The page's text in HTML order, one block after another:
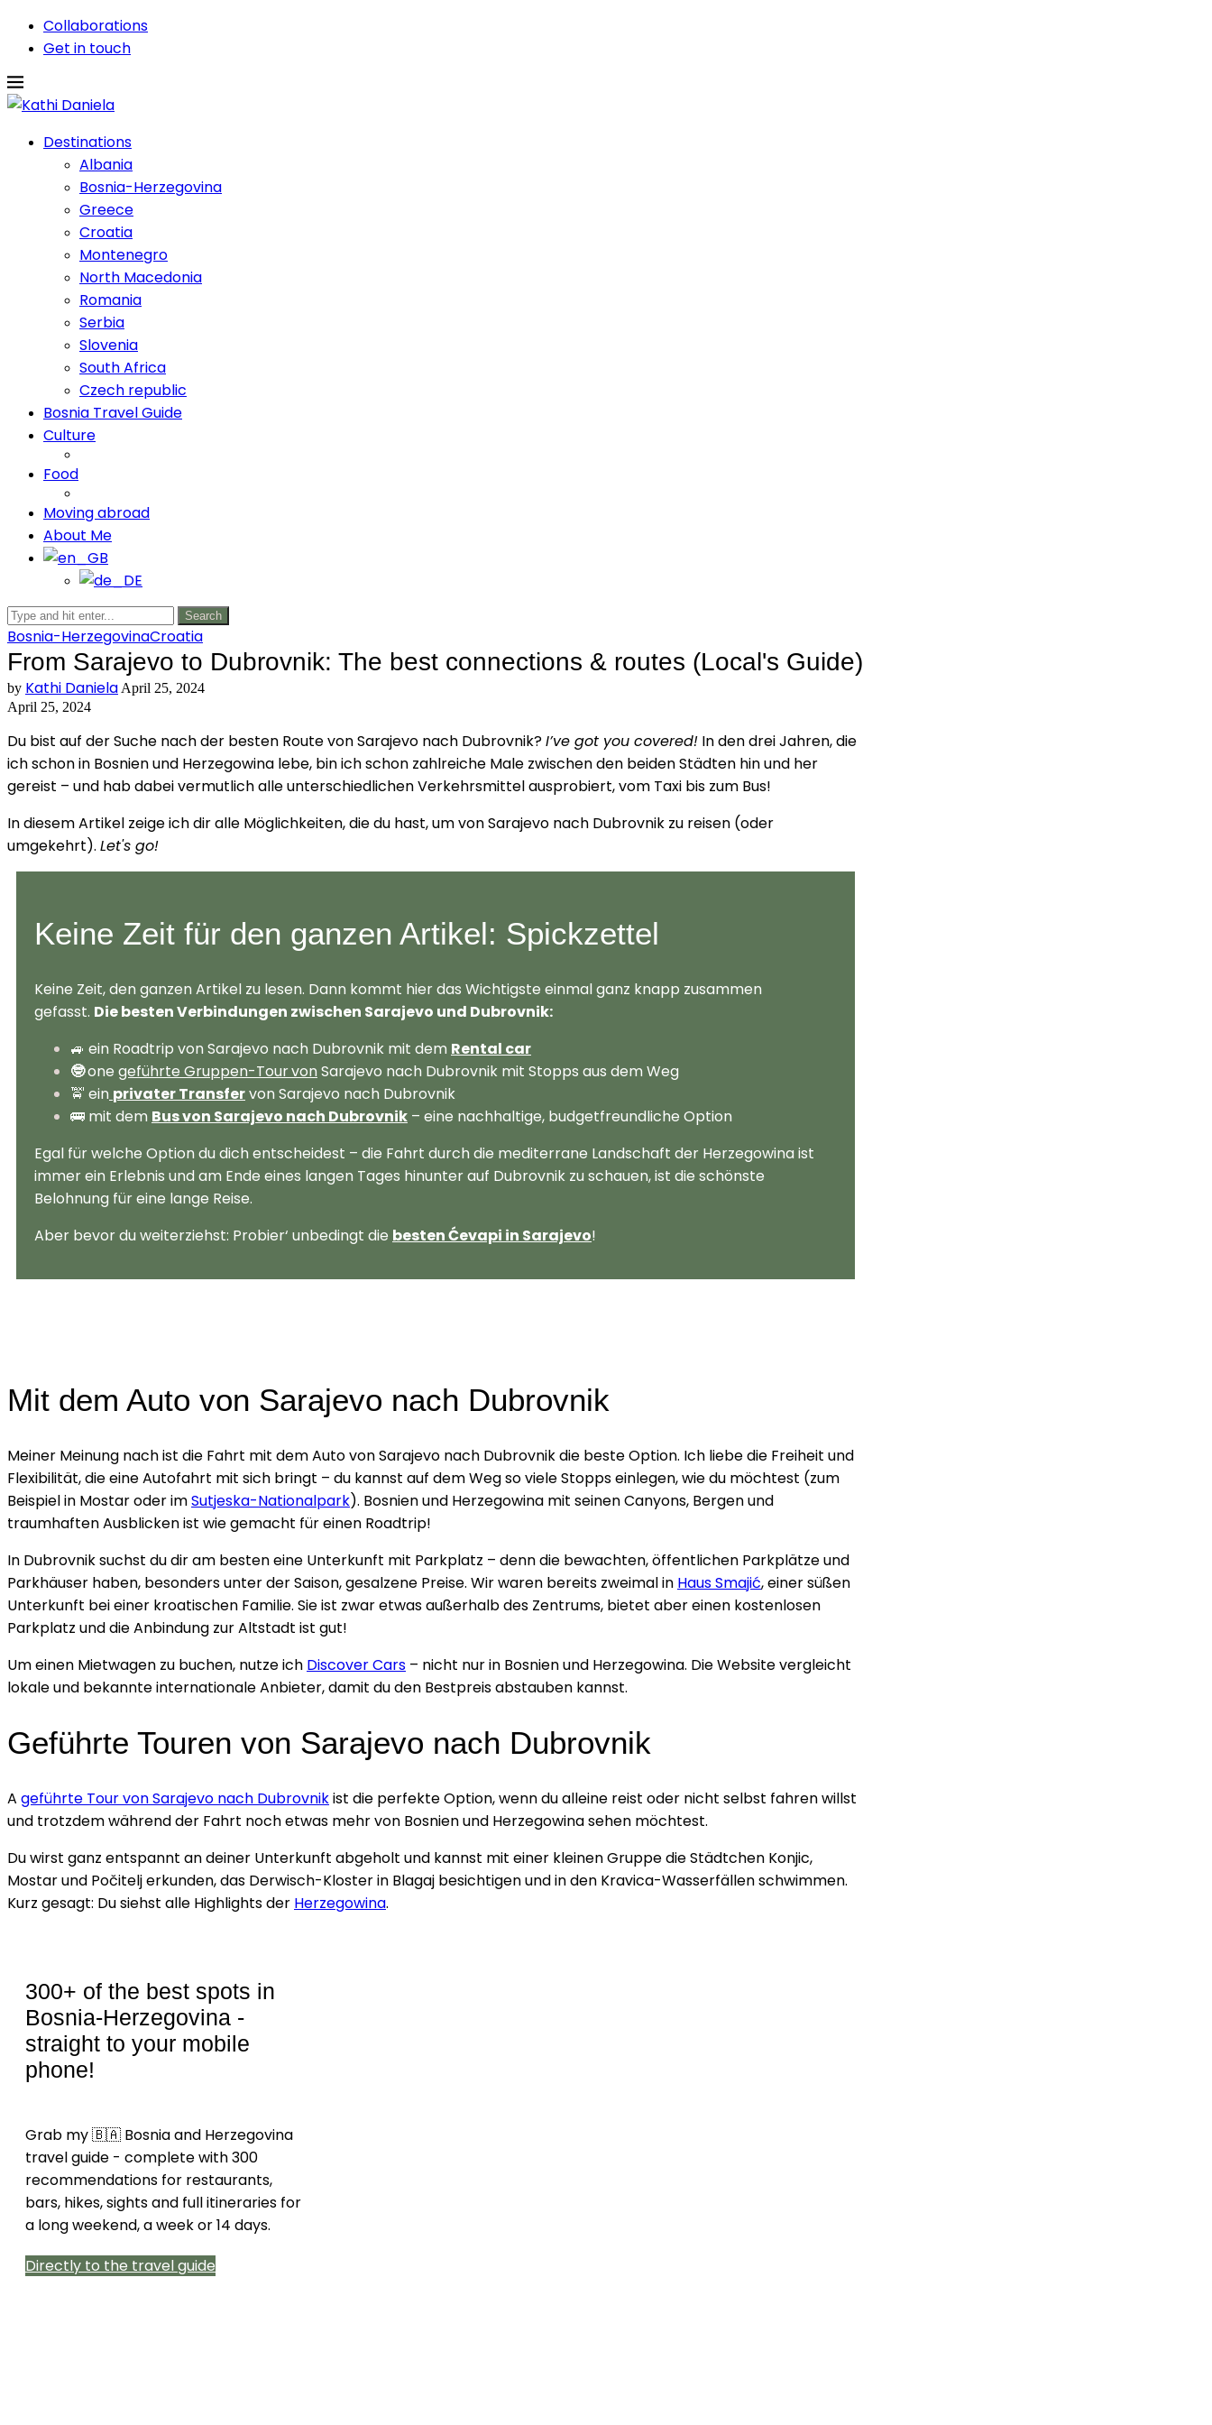
Collaborations
Get in touch
Destinations
Albania
Bosnia-Herzegovina
Greece
Croatia
Montenegro
North Macedonia
Romania
Serbia
Slovenia
South Africa
Czech republic
Bosnia Travel Guide
Culture
Food
Moving abroad
About Me
Search
Bosnia-HerzegovinaCroatia
From Sarajevo to Dubrovnik: The best connections & routes (Local's Guide)
by Kathi Daniela April 25, 2024
April 25, 2024
Du bist auf der Suche nach der besten Route von Sarajevo nach Dubrovnik?I’ve got you covered! In den drei Jahren, die
ich schon in Bosnien und Herzegowina lebe, bin ich schon zahlreiche Male zwischen den beiden Städten hin und her
gereist – und hab dabei vermutlich alle unterschiedlichen Verkehrsmittel ausprobiert, vom Taxi bis zum Bus!
In diesem Artikel zeige ich dir alle Möglichkeiten, die du hast, um von Sarajevo nach Dubrovnik zu reisen (oder
umgekehrt). Let's go!
Keine Zeit für den ganzen Artikel: Spickzettel
Keine Zeit, den ganzen Artikel zu lesen. Dann kommt hier das Wichtigste einmal ganz knapp zusammen
gefasst. Die besten Verbindungen zwischen Sarajevo und Dubrovnik:
🚙 ein Roadtrip von Sarajevo nach Dubrovnik mit dem Rental car
🤓one geführte Gruppen-Tourvon Sarajevo nach Dubrovnik mit Stopps aus dem Weg
🚖 ein privater Transfervon Sarajevo nach Dubrovnik
🚌 mit dem Bus von Sarajevo nach Dubrovnik – eine nachhaltige, budgetfreundliche Option
Egal für welche Option du dich entscheidest – die Fahrt durch die mediterrane Landschaft der Herzegowina ist
immer ein Erlebnis und am Ende eines langen Tages hinunter auf Dubrovnik zu schauen, ist die schönste
Belohnung für eine lange Reise.
Aber bevor du weiterziehst: Probier‘ unbedingt die besten Ćevapi in Sarajevo!
Mit dem Auto von Sarajevo nach Dubrovnik
Meiner Meinung nach ist die Fahrt mit dem Auto von Sarajevo nach Dubrovnik die beste Option. Ich liebe die Freiheit und
Flexibilität, die eine Autofahrt mit sich bringt – du kannst auf dem Weg so viele Stopps einlegen, wie du möchtest (zum
Beispiel in Mostar oder imSutjeska-Nationalpark). Bosnien und Herzegowina mit seinen Canyons, Bergen und
traumhaften Ausblicken ist wie gemacht für einen Roadtrip!
In Dubrovnik suchst du dir am besten eine Unterkunft mit Parkplatz – denn die bewachten, öffentlichen Parkplätze und
Parkhäuser haben, besonders unter der Saison, gesalzene Preise. Wir waren bereits zweimal in Haus Smajić, einer süßen
Unterkunft bei einer kroatischen Familie. Sie ist zwar etwas außerhalb des Zentrums, bietet aber einen kostenlosen
Parkplatz und die Anbindung zur Altstadt ist gut!
Um einen Mietwagen zu buchen, nutze ich Discover Cars – nicht nur in Bosnien und Herzegowina. Die Website vergleicht
lokale und bekannte internationale Anbieter, damit du den Bestpreis abstauben kannst.
Geführte Touren von Sarajevo nach Dubrovnik
A geführte Tour von Sarajevo nach Dubrovnikist die perfekte Option, wenn du alleine reist oder nicht selbst fahren willst
und trotzdem während der Fahrt noch etwas mehr von Bosnien und Herzegowina sehen möchtest.
Du wirst ganz entspannt an deiner Unterkunft abgeholt und kannst mit einer kleinen Gruppe die Städtchen Konjic,
Mostar und Počitelj erkunden, das Derwisch-Kloster in Blagaj besichtigen und in den Kravica-Wasserfällen schwimmen.
Kurz gesagt: Du siehst alle Highlights der Herzegowina.
300+ of the best spots in
Bosnia-Herzegovina -
straight to your mobile
phone!
Grab my 🇧🇦 Bosnia and Herzegovina
travel guide - complete with 300
recommendations for restaurants,
bars, hikes, sights and full itineraries for
a long weekend, a week or 14 days.
Directly to the travel guide